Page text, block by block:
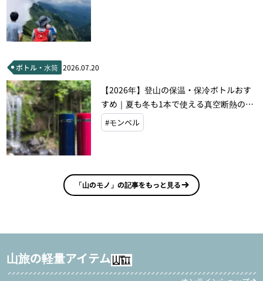
ボトル・水筒 2026.07.20
【2026年】登山の保温・保冷ボトルおす
すめ｜夏も冬も1本で使える真空断熱の選
び方
#モンベル
「山のモノ」の記事をもっと見る
山旅の軽量アイテム